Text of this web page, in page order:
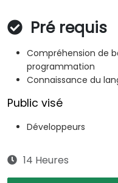
Pré requis
Compréhension de
programmation
Connaissance du
Public visé
Développeurs
14 Heures